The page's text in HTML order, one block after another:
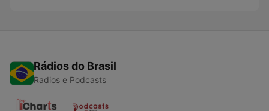
Rádios do Brasil
Radios e Podcasts